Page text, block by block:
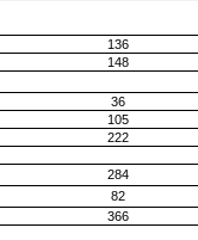
136
148
36
105
222
284
82
366